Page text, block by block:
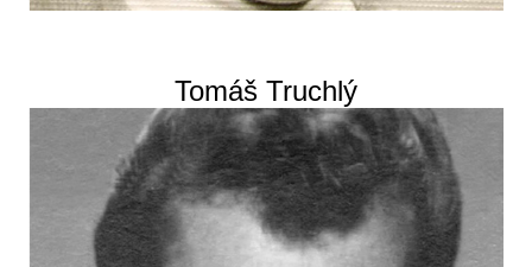
Tomáš Truchlý